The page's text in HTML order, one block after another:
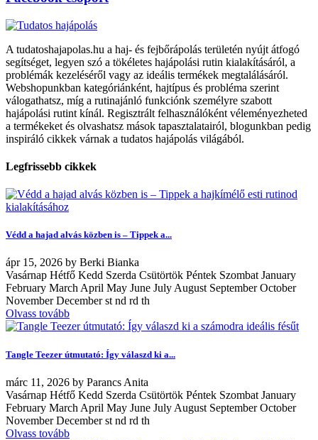
A tudatoshajapolas.hu a haj- és fejbőrápolás területén nyújt átfogó
segítséget, legyen szó a tökéletes hajápolási rutin kialakításáról, a
problémák kezeléséről vagy az ideális termékek megtalálásáról.
Webshopunkban kategóriánként, hajtípus és probléma szerint
válogathatsz, míg a rutinajánló funkciónk személyre szabott
hajápolási rutint kínál. Regisztrált felhasználóként véleményezheted
a termékeket és olvashatsz mások tapasztalatairól, blogunkban pedig
inspiráló cikkek várnak a tudatos hajápolás világából.
Legfrissebb cikkek
Védd a hajad alvás közben is – Tippek a...
ápr 15, 2026 by Berki Bianka
Vasárnap Hétfő Kedd Szerda Csütörtök Péntek Szombat January
February March April May June July August September October
November December st nd rd th
Olvass tovább
Tangle Teezer útmutató: Így válaszd ki a...
márc 11, 2026 by Parancs Anita
Vasárnap Hétfő Kedd Szerda Csütörtök Péntek Szombat January
February March April May June July August September October
November December st nd rd th
Olvass tovább